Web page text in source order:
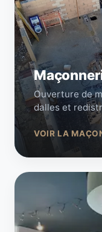
Ouverture de
dalles et
VOIR LA